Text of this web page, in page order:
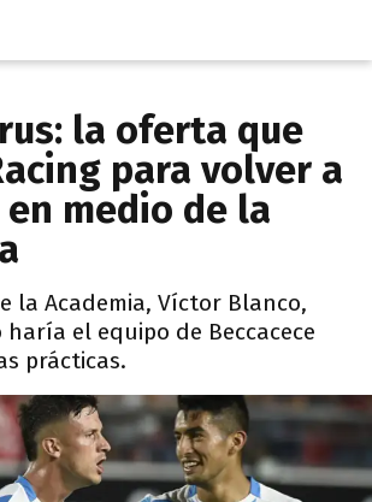
la oferta que
para volver a
medio de la
la Academia, Víctor Blanco,
el equipo de Beccacece
prácticas.